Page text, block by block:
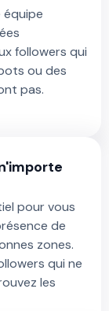
équipe
followers qui
ou des
pas.
pour vous
de
zones.
qui ne
les